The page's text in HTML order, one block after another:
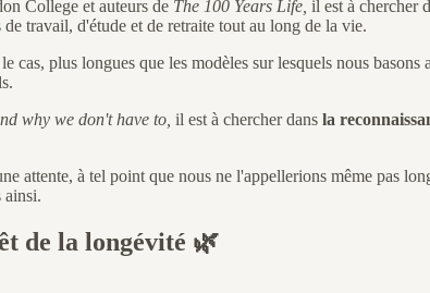
College et auteurs de The 100 Years Life, il est à chercher
travail, d'étude et de retraite tout au long de la vie.
cas, plus longues que les modèles sur lesquels nous
why we don't have to, il est à chercher dans la
attente, à tel point que nous ne l'appellerions même pas
ainsi.
de la longévité 🌿